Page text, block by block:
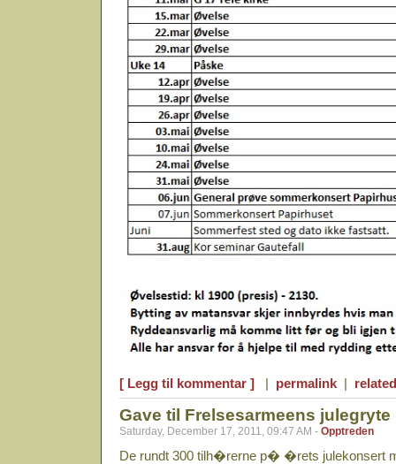
[ Legg til kommentar ] | permalink |
Gave til Frelsesarmeens julegryte
Saturday, December 17, 2011, 09:47 AM - Opptreden
De rundt 300 tilh�rerne p� �rets julekonsert